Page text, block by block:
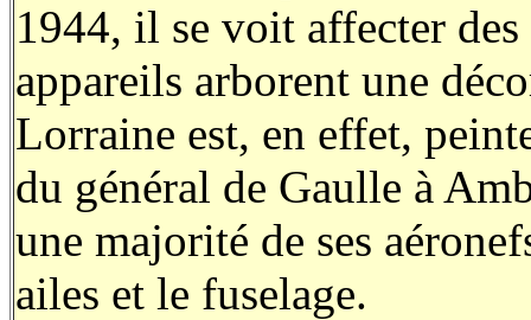
1944, il se voit affecter
appareils arborent une
Lorraine est, en effet,
du général de Gaulle à
une majorité de ses
ailes et le fuselage.